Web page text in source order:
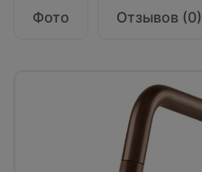
Фото Отзывов (0)